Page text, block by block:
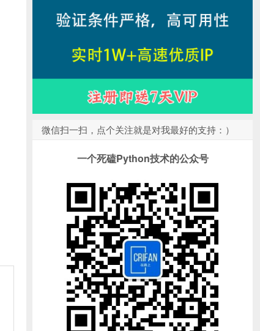
微信扫一扫，点个关注就是对我最好的支持：）
一个死磕Python技术的公众号